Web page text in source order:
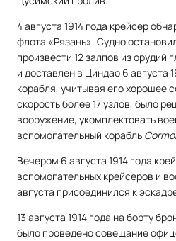
4 августа 1914 года крейсер
флота «Рязань». Судно
произвести 12 залпов из орудий
и доставлен в Циндао 6 августа
корабля, учитывая его хорошее
скорость более 17 узлов, было
вооружение, укомплектовать
вспомогательный корабль
Вечером 6 августа 1914 года
вспомогательных крейсеров и
августа присоединился к
13 августа 1914 года на борту
было проведено совещание